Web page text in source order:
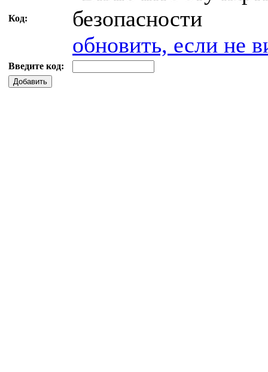
Код:
обновить, если не
Введите код:
Добавить